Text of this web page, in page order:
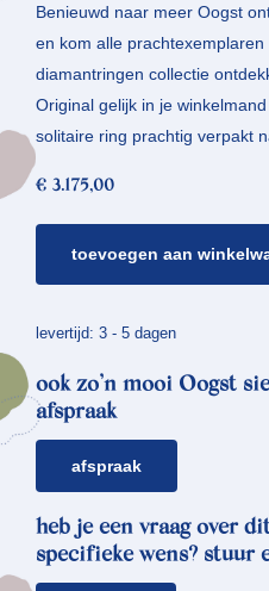
Benieuwd naar meer Oogst
en kom alle
diamantringen collectie
Original gelijk in je
solitaire ring prachtig verpakt
€ 3.175,00
verlovingsring
*
aantal
toevoegen aan
levertijd: 3 - 5 dagen
ook zo’n mooi Oogst
afspraak
afspraak
heb je een vraag over
specifieke wens? stuur